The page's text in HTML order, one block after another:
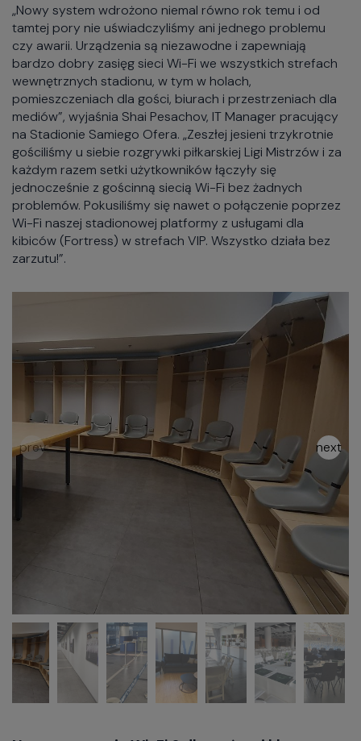
„Nowy system wdrożono niemal równo rok temu i od
tamtej pory nie uświadczyliśmy ani jednego problemu
czy awarii. Urządzenia są niezawodne i zapewniają
bardzo dobry zasięg sieci Wi-Fi we wszystkich strefach
wewnętrznych stadionu, w tym w holach,
pomieszczeniach dla gości, biurach i przestrzeniach dla
mediów”, wyjaśnia Shai Pesachov, IT Manager pracujący
na Stadionie Samiego Ofera. „Zeszłej jesieni trzykrotnie
gościliśmy u siebie rozgrywki piłkarskiej Ligi Mistrzów i za
każdym razem setki użytkowników łączyły się
jednocześnie z gościnną siecią Wi-Fi bez żadnych
problemów. Pokusiliśmy się nawet o połączenie poprzez
Wi-Fi naszej stadionowej platformy z usługami dla
kibiców (Fortress) w strefach VIP. Wszystko działa bez
zarzutu!”.